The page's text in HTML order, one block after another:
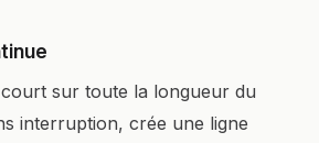
sur toute la longueur du
interruption, crée une ligne